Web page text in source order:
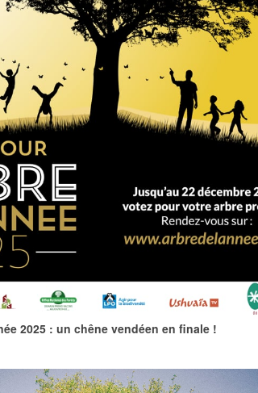
2025 : un chêne vendéen en finale !